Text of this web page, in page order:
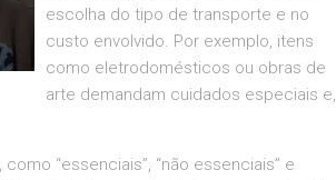
escolha do tipo de transporte e no
custo envolvido. Por exemplo, itens
como eletrodomésticos ou obras de
arte demandam cuidados especiais e,
“essenciais”, “não essenciais” e